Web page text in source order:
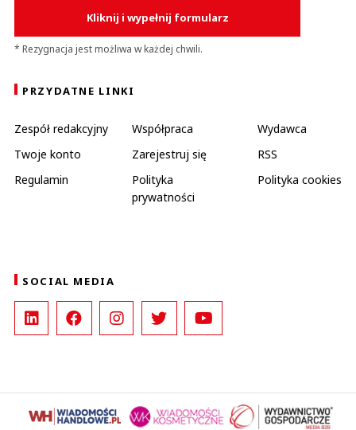
Kliknij i wypełnij formularz
* Rezygnacja jest możliwa w każdej chwili.
PRZYDATNE LINKI
Zespół redakcyjny Współpraca
Wydawca
Twoje konto
Zarejestruj się
RSS
Regulamin
Polityka
prywatności
Polityka cookies
SOCIAL MEDIA